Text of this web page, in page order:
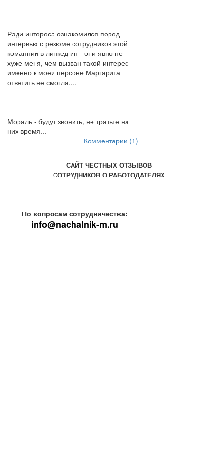
Ради интереса ознакомился перед
интервью с резюме сотрудников этой
комапнии в линкед ин - они явно не
хуже меня, чем вызван такой интерес
именно к моей персоне Маргарита
ответить не смогла....
Мораль - будут звонить, не тратьте на
них время...
Комментарии (1)
САЙТ ЧЕСТНЫХ ОТЗЫВОВ
СОТРУДНИКОВ О РАБОТОДАТЕЛЯХ
По вопросам сотрудничества:
info@nachalnik-m.ru